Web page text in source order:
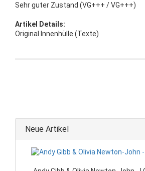
Sehr guter Zustand (VG+++ / VG+++)
Artikel Details:
Original Innenhülle (Texte)
Neue Artikel